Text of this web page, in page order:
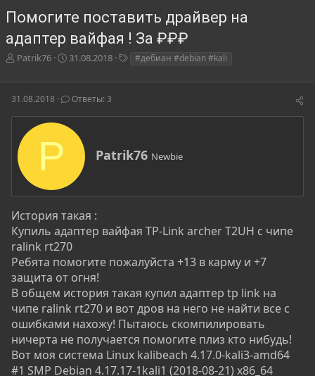
Помогите поставить драйвер на
адаптер вайфая ! За ₽₽₽
А
т
о
т
м
ы
Patrik76
Д
т
а
а
ч
31.08.2018
г
#дебиан #debian #kali
31.08.2018 Ответы: 3
P
А
Patrik76 Newbie
История такая :
Купиль адаптер вайфая TP-Link archer T2UH с чипе
ralink rt270
Ребята помогите пожалуйста +13 в карму и +7
защита от огня!
В общем история такая купил адаптер tp link на
чипе ralink rt270 и вот дров на него не найти все с
ошибками нахожу! Пытаюсь скомпилировать
ничерта не получается помогите плиз кто нибудь!
Вот моя система Linux kalibeach 4.17.0-kali3-amd64
#1 SMP Debian 4.17.17-1kali1 (2018-08-21) x86_64